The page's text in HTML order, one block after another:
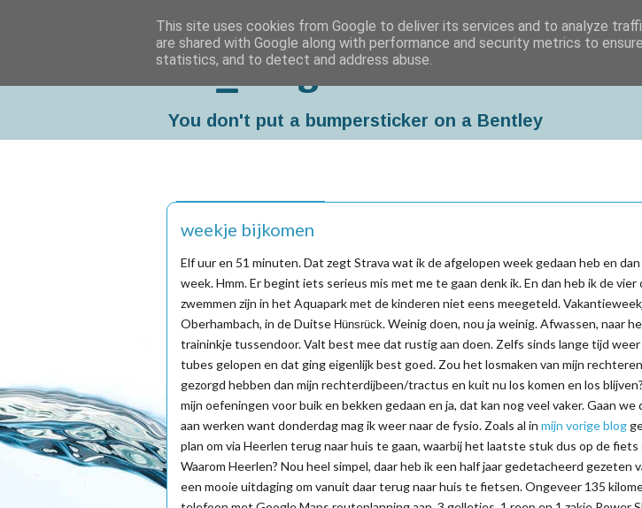
Da_Blog
You don't put a bumpersticker on a Bentley
weekje bijkomen
Elf uur en 51 minuten. Dat zegt Strava wat ik de afgelopen week gedaan heb en
week. Hmm. Er begint iets serieus mis met me te gaan denk ik. En dan heb ik de
zwemmen zijn in het Aquapark met de kinderen niet eens meegeteld.
Oberhambach, in de Duitse Hünsrück. Weinig doen, nou ja weinig. Afwassen, naar
traininkje tussendoor. Valt best mee dat rustig aan doen. Zelfs sinds lange tijd
tubes gelopen en dat ging eigenlijk best goed. Zou het losmaken van mijn
gezorgd hebben dan mijn rechterdijbeen/tractus en kuit nu los komen en los
mijn oefeningen voor buik en bekken gedaan en ja, dat kan nog veel vaker. Gaan
aan werken want donderdag mag ik weer naar de fysio. Zoals al in mijn vorige blog
plan om via Heerlen terug naar huis te gaan, waarbij het laatste stuk dus op de
Waarom Heerlen? Nou heel simpel, daar heb ik een half jaar gedetacheerd gezeten
een mooie uitdaging om vanuit daar terug naar huis te fietsen. Ongeveer 135
This site uses cookies from Google to deliver its services and to analyze
are shared with Google along with performance and security metrics to
statistics, and to detect and address abuse.